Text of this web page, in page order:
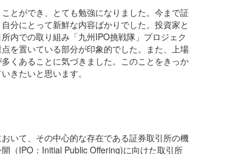
とができ、とても勉強になりました。今まで証
分にとって新鮮な内容ばかりでした。投資家と
内での取り組み「九州IPO挑戦隊」プロジェク
を置いている部分が印象的でした。また、上場
くあることに気づきました。このことをきっか
きたいと思います。
いて、その中心的な存在である証券取引所の機
（IPO：Initial Public Offering)に向けた取引所